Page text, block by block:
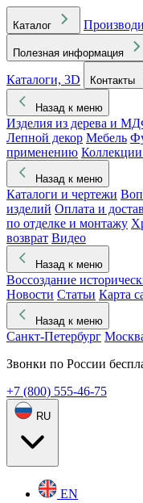
Каталог
Полезная информация
Каталоги, 3D
Контакты
Назад к меню
Изделия из дерева и
Лепной декор Мебель
применению Коллекции
Назад к меню
Каталоги и чертежи
изделий Оплата и
по отделке и монтажу
возврат Видео
Назад к меню
Воссоздание
Новости Статьи Карта
Назад к меню
Санкт-Петербург
Звонки по России
+7 (800) 555-46-75
RU
EN